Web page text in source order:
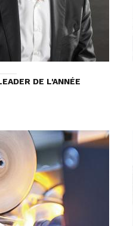
DE L'ANNÉE